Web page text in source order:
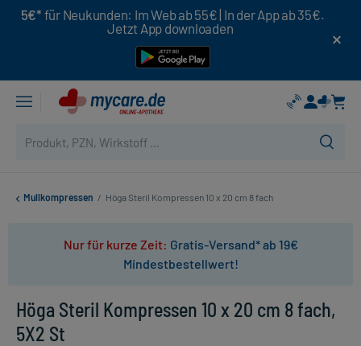
5€* für Neukunden: Im Web ab 55€ | In der App ab 35€.
Jetzt App downloaden
Mullkompressen / Höga Steril Kompressen 10 x 20 cm 8 fach
Nur für kurze Zeit: Gratis-Versand* ab 19€
Mindestbestellwert!
Höga Steril Kompressen 10 x 20 cm 8 fach,
5X2 St